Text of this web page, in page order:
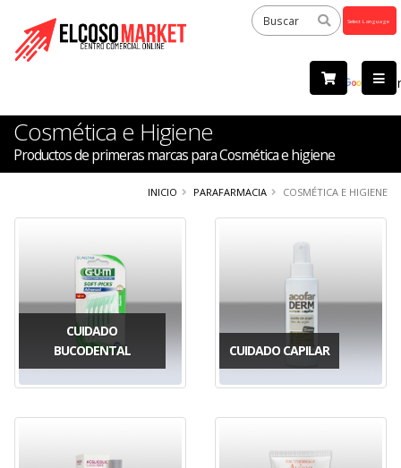
by
Cosmética e Higiene
Productos de primeras marcas para Cosmética e higiene
INICIO PARAFARMACIA COSMÉTICA E HIGIENE
CUIDADO
BUCODENTAL
CUIDADO CAPILAR